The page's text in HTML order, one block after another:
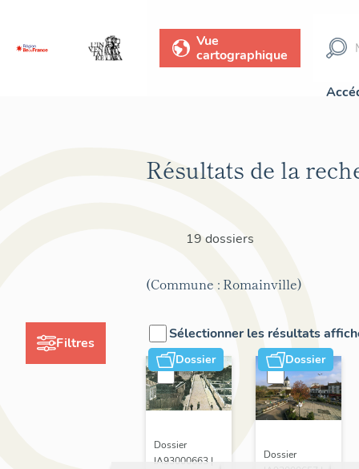
Vue
cartographique
Filtres
Résultats de la
19 dossiers
(Commune : Romainville)
Sélectionner les résultats
Dossier
Dossier
IA93000663 |
Dossier
Dossier